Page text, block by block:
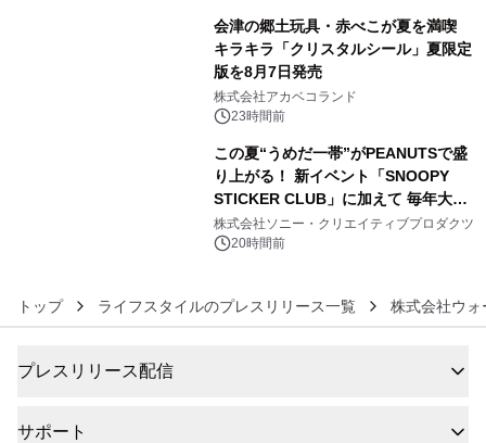
会津の郷土玩具・赤べこが夏を満喫
キラキラ「クリスタルシール」夏限定
版を8月7日発売
株式会社アカベコランド
23時間前
この夏“うめだ一帯”がPEANUTSで盛
り上がる！ 新イベント「SNOOPY
STICKER CLUB」に加えて 毎年大好
評阪急の「うめだスヌーピーフェステ
ィバル」、 グラングリーン大阪 ショ
初開催！
株式会社ソニー・クリエイティブプロダクツ
20時間前
トップ ライフスタイルのプレスリリース一覧 株式会社ウ
プレスリリース配信
サポート